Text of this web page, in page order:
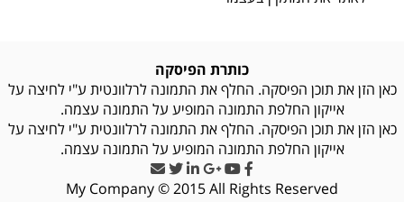
כותרת הפיסקה
כאן הזן את תוכן הפיסקה. החלף את התמונה לרלוונטית ע"י לחיצה על
אייקון החלפת התמונה המופיע על התמונה עצמה.
כאן הזן את תוכן הפיסקה. החלף את התמונה לרלוונטית ע"י לחיצה על
אייקון החלפת התמונה המופיע על התמונה עצמה.
My Company © 2015 All Rights Reserved